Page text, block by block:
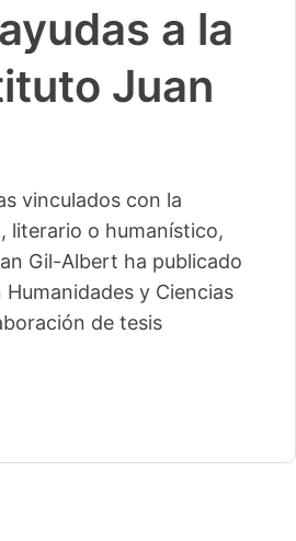
a la
Juan
vinculados con la
literario o humanístico,
Gil-Albert ha publicado
y Ciencias
de tesis